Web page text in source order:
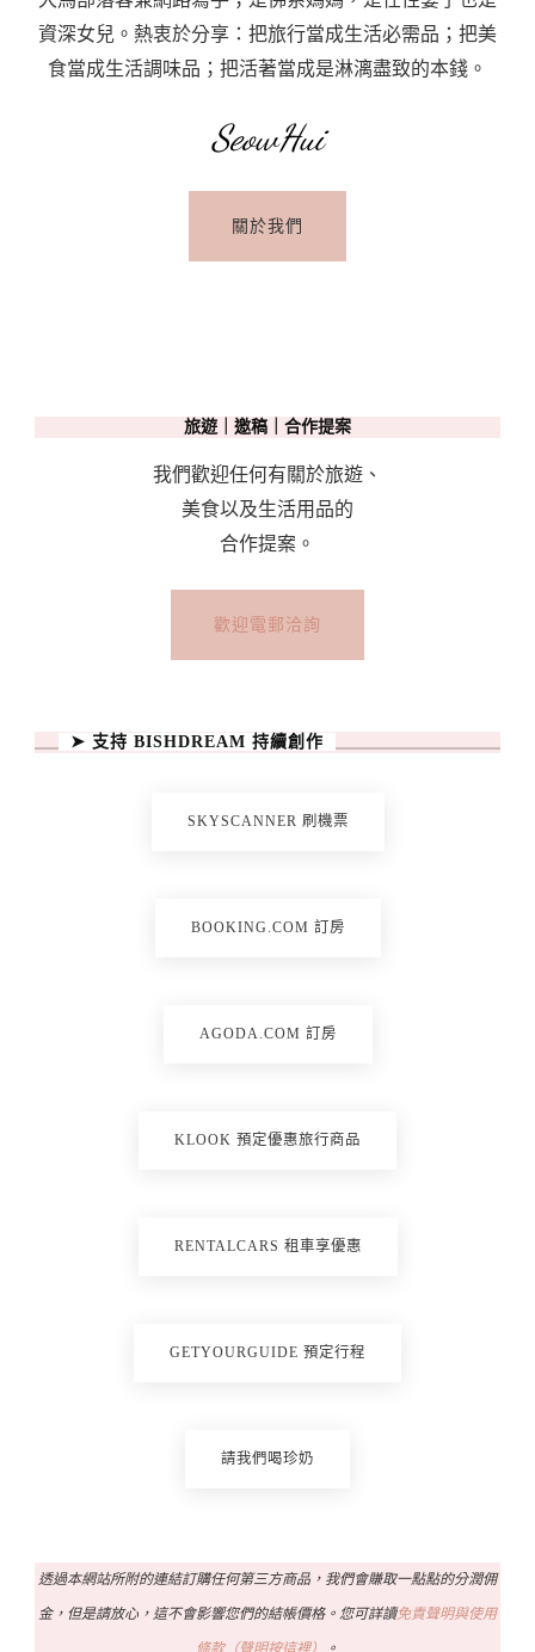
年
老
資深女兒。熱衷於分享：把旅行當成生活必需品；把美
食當成生活調味品；把活著當成是淋漓盡致的本錢。
SeowHui
關於我們
旅遊｜邀稿｜合作提案
我們歡迎任何有關於旅遊、
美食以及生活用品的
合作提案。
歡迎電郵洽詢
➤ 支持 BISHDREAM 持續創作
SKYSCANNER 刷機票
BOOKING.COM 訂房
AGODA.COM 訂房
KLOOK 預定優惠旅行商品
RENTALCARS 租車享優惠
GETYOURGUIDE 預定行程
請我們喝珍奶
透過本網站所附的連結訂購任何第三方商品，我們會賺取一點點的分潤佣
金，但是請放心，這不會影響您們的結帳價格。您可詳讀免責聲明與使用
條款（聲明按這裡） 。